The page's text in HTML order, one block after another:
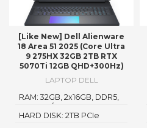
[Like New] Dell Alienware
18 Area 51 2025 (Core Ultra
9 275HX 32GB 2TB RTX
5070Ti 12GB QHD+300Hz)
LAPTOP DELL
HARD DISK: 2TB PCIe
RAM: 32GB, 2x16GB, DDR5,
6400MT/s